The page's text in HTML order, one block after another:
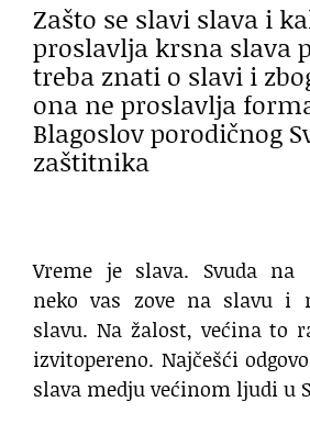
Zašto se slavi slava i
proslavlja krsna slava
treba znati o slavi i
ona ne proslavlja
Blagoslov porodičnog
zaštitnika
Vreme je slava. Svuda na
neko vas zove na slavu i
slavu. Na žalost, većina to
izvitopereno. Najčešći
slava medju većinom ljudi u